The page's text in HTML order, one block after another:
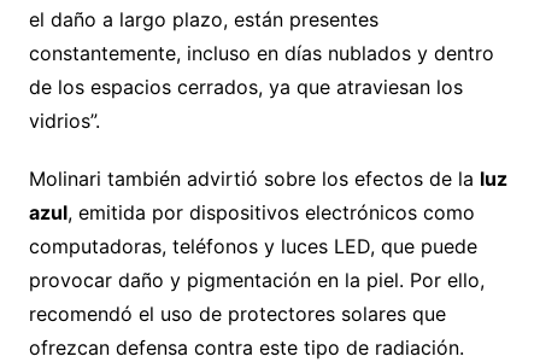
el daño a largo plazo, están presentes
constantemente, incluso en días nublados y dentro
de los espacios cerrados, ya que atraviesan los
vidrios”.
Molinari también advirtió sobre los efectos de la luz
azul, emitida por dispositivos electrónicos como
computadoras, teléfonos y luces LED, que puede
provocar daño y pigmentación en la piel. Por ello,
recomendó el uso de protectores solares que
ofrezcan defensa contra este tipo de radiación.